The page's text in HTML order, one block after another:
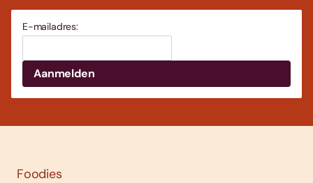
E-mailadres:
Foodies